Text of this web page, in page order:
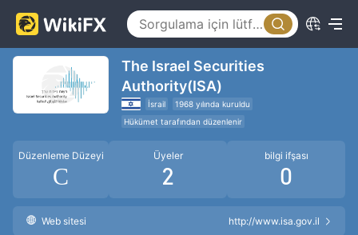
The Israel Securities
Authority(ISA)
İsrail
1968 yılında kuruldu
Hükümet tarafından düzenlenir
Düzenleme Düzeyi
C
Üyeler
2
bilgi ifşası
0
Web sitesi http://www.isa.gov.il